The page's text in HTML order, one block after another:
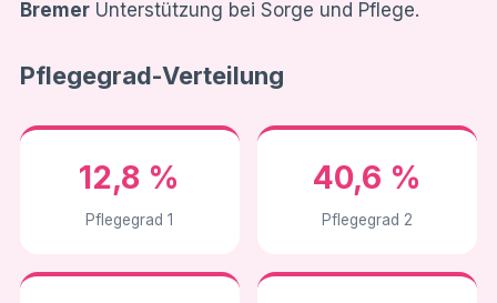
BremerUnterstützung bei Sorge und Pflege.
Pflegegrad-Verteilung
12,8 %
Pflegegrad 1
40,6 %
Pflegegrad 2